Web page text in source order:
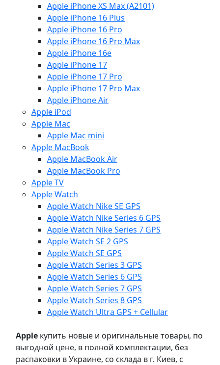
Apple iPhone XS Max (A2101)
Apple iPhone 16 Plus
Apple iPhone 16 Pro
Apple iPhone 16 Pro Max
Apple iPhone 16e
Apple iPhone 17
Apple iPhone 17 Pro
Apple iPhone 17 Pro Max
Apple iPhone Air
Apple iPod
Apple Mac
Apple Mac mini
Apple MacBook
Apple MacBook Air
Apple MacBook Pro
Apple TV
Apple Watch
Apple Watch Nike SE GPS
Apple Watch Nike Series 6 GPS
Apple Watch Nike Series 7 GPS
Apple Watch SE 2 GPS
Apple Watch SE GPS
Apple Watch Series 3 GPS
Apple Watch Series 6 GPS
Apple Watch Series 7 GPS
Apple Watch Series 8 GPS
Apple Watch Ultra GPS + Cellular
Apple купить новые и оригинальные товары, по
выгодной цене, в полной комплектации, без
распаковки в Украине, со склада в г. Киев, с